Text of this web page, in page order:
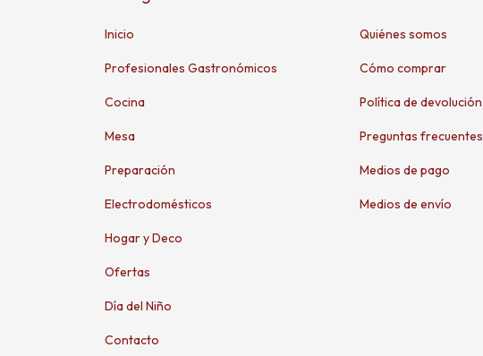
Inicio
Profesionales Gastronómicos
Cocina
Mesa
Preparación
Electrodomésticos
Hogar y Deco
Ofertas
Día del Niño
Contacto
Quiénes somos
Cómo comprar
Política de devolución
Preguntas frecuentes
Medios de pago
Medios de envío